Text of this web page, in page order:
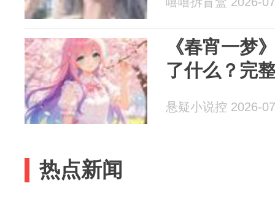
《春宵一梦
了什么？完
悬疑小说控 2026-
热点新闻